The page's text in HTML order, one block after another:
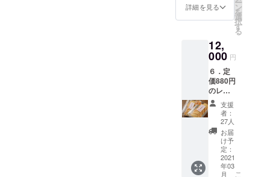
しま
す。 お
のご住
所、
メール
アドレ
スを必
ずご明
記くだ
さい。
プロ
ジェク
ト終了
後お手
元に
「レト
前付
す。プ
ロジェ
了２ヶ
月後、
レトル
トは出
来上が
り次
第、送
料込み
でお届
しま
す。 お
ン
ブルガ
リア産
バラ
ジャム
１個と
ビーフ
ストロ
ガノフ
のレト
ルト引
換券
（有効
期限：6
月30
冷凍ピ
ロシキ
１セッ
個入
り）と
ビーフ
ストロ
ガノフ
のレト
ルト引
換券
（有効
期限：6
月30
日、引
換番号
とお名
詳細を見る ン
を
選
択
す
る
12,
000 円
６．定
価880円
のレト
ルト引
換券３
枚と冷
凍ピロ
シキ
セット
２セッ
ト（５
支援
者：
27人
お届
け予
定：
2021
年03
月
こ